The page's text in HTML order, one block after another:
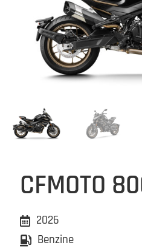
CFMOTO
2026
Benzine